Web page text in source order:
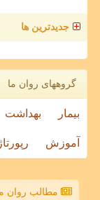
جدیدترین ها
گروههای روان ما
بیمار بهداشت
آموزش رپورتاژ
مطالب روان